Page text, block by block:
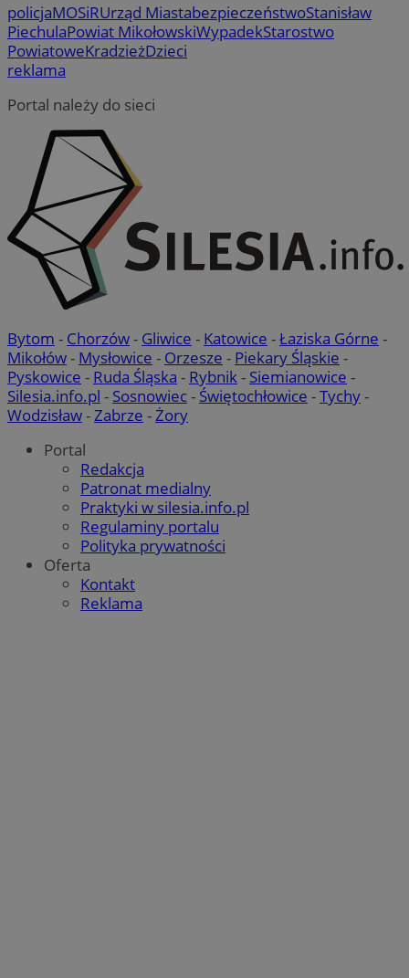
policjaMOSiRUrząd MiastabezpieczeństwoStanisław
PiechulaPowiat MikołowskiWypadekStarostwo
PowiatoweKradzieżDzieci
reklama
Portal należy do sieci
Bytom - Chorzów- Gliwice - Katowice -Łaziska Górne -
Mikołów- Mysłowice - Orzesze - Piekary Śląskie -
Pyskowice - Ruda Śląska - Rybnik- Siemianowice -
Silesia.info.pl - Sosnowiec- Świętochłowice -Tychy-
Wodzisław-Zabrze -Żory
Portal
Redakcja
Patronat medialny
Praktyki w silesia.info.pl
Regulaminy portalu
Polityka prywatności
Oferta
Kontakt
Reklama